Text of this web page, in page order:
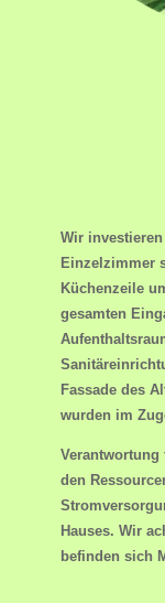
Wir
Einzelzimmer
Küchenzeile
gesamten
Fassade des
wurden im
den
Hauses. Wir
befinden sich